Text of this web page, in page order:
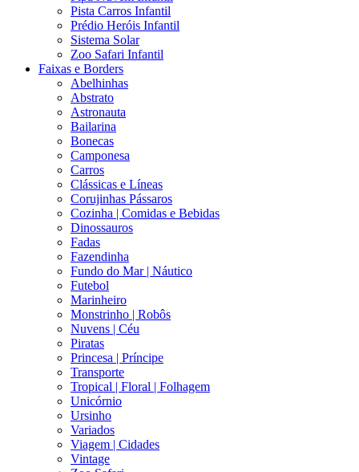
Pista Carros Infantil
Prédio Heróis Infantil
Sistema Solar
Zoo Safari Infantil
Faixas e Borders
Abelhinhas
Abstrato
Astronauta
Bailarina
Bonecas
Camponesa
Carros
Clássicas e Líneas
Corujinhas Pássaros
Cozinha | Comidas e Bebidas
Dinossauros
Fadas
Fazendinha
Fundo do Mar | Náutico
Futebol
Marinheiro
Monstrinho | Robôs
Nuvens | Céu
Piratas
Princesa | Príncipe
Transporte
Tropical | Floral | Folhagem
Unicórnio
Ursinho
Variados
Viagem | Cidades
Vintage